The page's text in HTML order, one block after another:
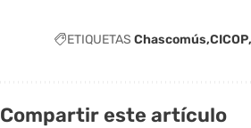
ETIQUETAS Chascomús CICOP
Compartir este artículo